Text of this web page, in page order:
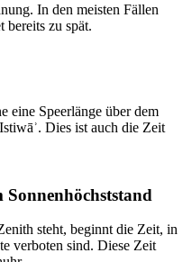
In den meisten Fällen
bereits zu spät.
eine Speerlänge über dem
Dies ist auch die Zeit
Sonnenhöchststand
steht, beginnt die Zeit, in
verboten sind. Diese Zeit